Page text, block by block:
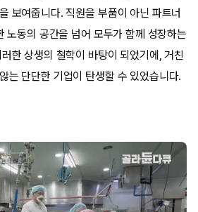
보여줍니다. 직원을 부품이 아닌 파트너
노동의 공간을 넘어 모두가 함께 성장하는
한 상생의 철학이 바탕이 되었기에, 거친
는 단단한 기업이 탄생할 수 있었습니다.